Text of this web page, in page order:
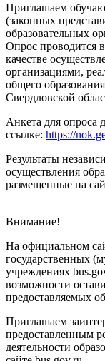
Приглашаем
(законных
образовательных
Опрос проводится
качестве
организациями,
общего
Свердловской
Анкета для опроса
ссылке: https://
Результаты
осуществления
размещенные на
Внимание!
На официальном
государственных
учреждениях
возможности
предоставляемых
Приглашаем
предоставленным
деятельности